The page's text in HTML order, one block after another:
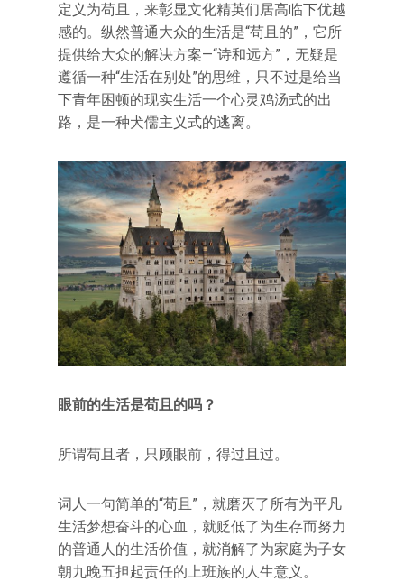
定义为苟且，来彰显文化精英们居高临下优越
感的。纵然普通大众的生活是“苟且的”，它所
提供给大众的解决方案—“诗和远方”，无疑是
遵循一种“生活在别处”的思维，只不过是给当
下青年困顿的现实生活一个心灵鸡汤式的出
路，是一种犬儒主义式的逃离。
眼前的生活是苟且的吗？
所谓苟且者，只顾眼前，得过且过。
词人一句简单的“苟且”，就磨灭了所有为平凡
生活梦想奋斗的心血，就贬低了为生存而努力
的普通人的生活价值，就消解了为家庭为子女
朝九晚五担起责任的上班族的人生意义。